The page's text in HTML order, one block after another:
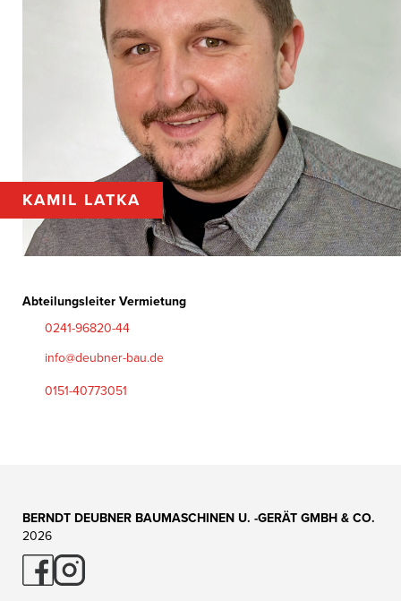
KAMIL LATKA
Abteilungsleiter Vermietung
0241-96820-44
info@deubner-bau.de
0151-40773051
BERNDT DEUBNER BAUMASCHINEN U. -GERÄT GMBH & CO.
2026